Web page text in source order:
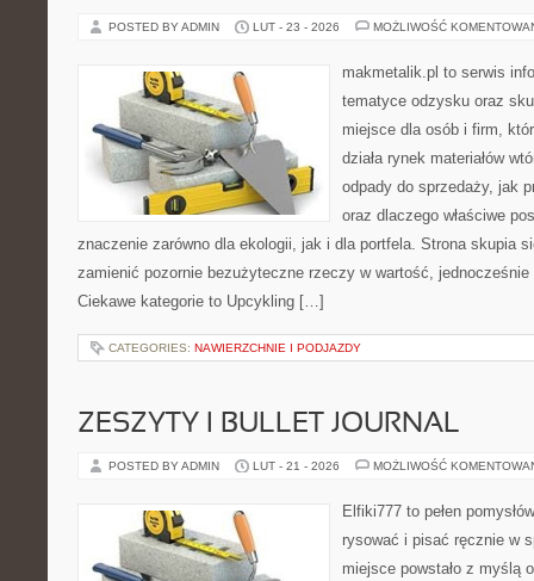
POSTED BY ADMIN LUT - 23 - 2026 MOŻLIWOŚĆ
makmetalik.pl to serwis
tematyce odzysku oraz
miejsce dla osób i firm,
działa rynek materiałów
odpady do sprzedaży, jak
oraz dlaczego właściwe
znaczenie zarówno dla ekologii, jak i dla portfela. Strona skupia
zamienić pozornie bezużyteczne rzeczy w wartość,
Ciekawe kategorie to Upcykling […]
CATEGORIES: NAWIERZCHNIE I PODJAZDY
ZESZYTY I BULLET JOURNAL
POSTED BY ADMIN LUT - 21 - 2026 MOŻLIWOŚĆ
Elfiki777 to pełen
rysować i pisać ręcznie w
miejsce powstało z myślą